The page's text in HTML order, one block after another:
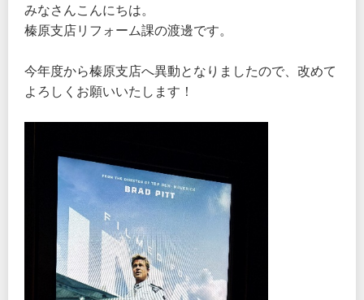
みなさんこんにちは。
榛原支店リフォーム課の渡邊です。
今年度から榛原支店へ異動となりましたので、改めて
よろしくお願いいたします！